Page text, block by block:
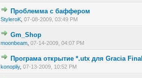
Проблемма с баффером
StyleroK ,07-08-2009, 03:49 PM
1 голос(ов) - 1 из 5 в
Gm_Shop
moonbeam ,07-14-2009, 04:07 PM
Програма открытие *.utx для Gracia Final
konopliy,07-13-2009, 10:52 PM
1 голос(ов) - 1 из 5 в
12 345